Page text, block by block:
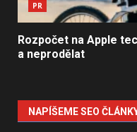
PR
Rozpočet na Apple
a neprodělat
NAPÍŠEME SEO